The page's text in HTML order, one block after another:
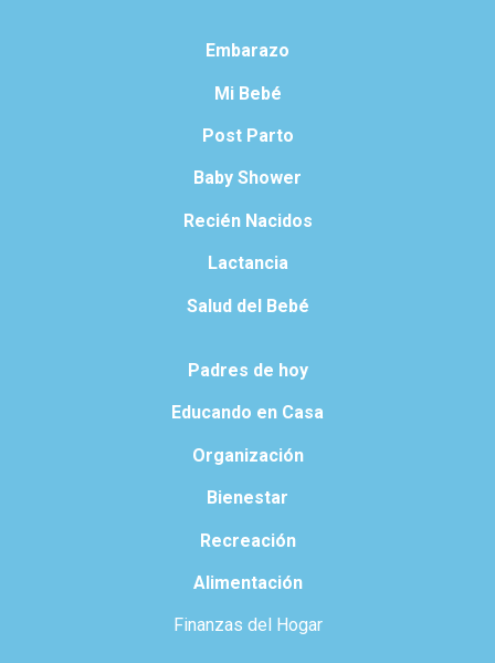
Embarazo
Mi Bebé
Post Parto
Baby Shower
Recién Nacidos
Lactancia
Salud del Bebé
Padres de hoy
Educando en Casa
Organización
Bienestar
Recreación
Alimentación
Finanzas del Hogar